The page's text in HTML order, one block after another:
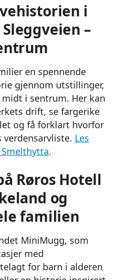
i
–
en spennende
gjennom utstillinger,
i sentrum. Her kan
drift, se fargerike
og få forklart hvorfor
verdensarvliste. Les
.
Røros Hotell
og
familien
MiniMugg, som
med
for barn i alderen